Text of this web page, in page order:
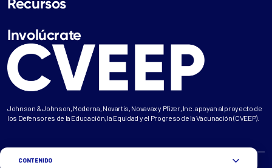
CONTENIDO
Johnson & Johnson, Moderna, Novartis, Novavax y Pfizer, Inc. apoyan al proyecto de
los Defensores de la Educación, la Equidad y el Progreso de la Vacunación (CVEEP).
Involúcrate